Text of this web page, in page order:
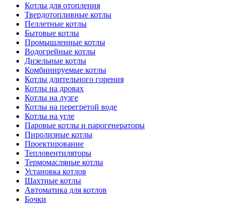
Котлы для отопления
Твердотопливные котлы
Пеллетные котлы
Бытовые котлы
Промышленные котлы
Водогрейные котлы
Дизельные котлы
Комбинируемые котлы
Котлы длительного горения
Котлы на дровах
Котлы на лузге
Котлы на перегретой воде
Котлы на угле
Паровые котлы и парогенераторы
Пиролизные котлы
Проектирование
Тепловентиляторы
Термомасляные котлы
Установка котлов
Шахтные котлы
Автоматика для котлов
Бочки